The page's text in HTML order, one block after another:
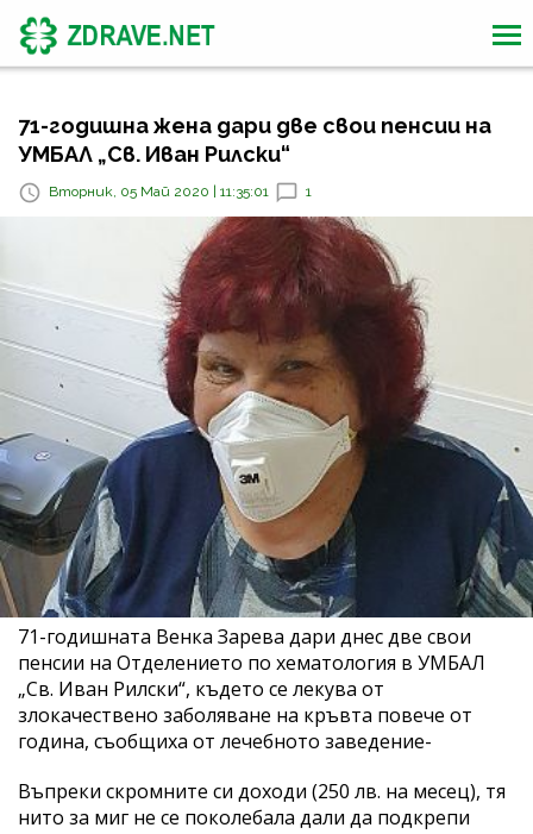
71-годишна жена дари две свои пенсии на
УМБАЛ „Св. Иван Рилски“
Вторник, 05 Май 2020 | 11:35:01 1
71-годишната Венка Зарева дари днес две свои
пенсии на Отделението по хематология в УМБАЛ
„Св. Иван Рилски“, където се лекува от
злокачествено заболяване на кръвта повече от
година, съобщиха от лечебното заведение-
Въпреки скромните си доходи (250 лв. на месец), тя
нито за миг не се поколебала дали да подкрепи